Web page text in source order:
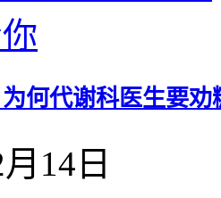
何代谢科医生要
14日